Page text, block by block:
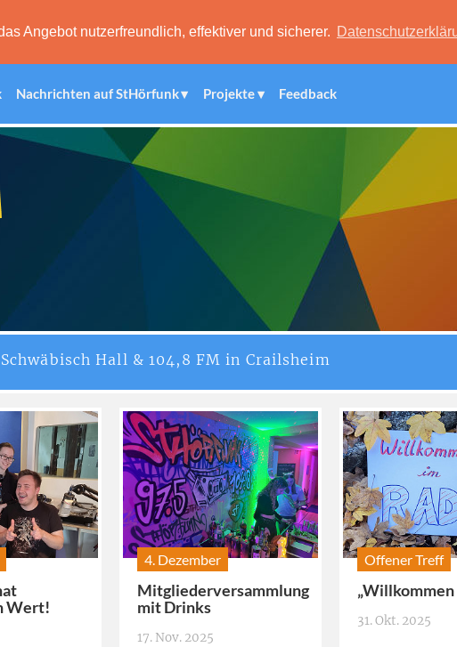
Angebot nutzerfreundlich, effektiver und sicherer.
Nachrichten auf StHörfunk Projekte Feedback
Hall & 104,8 FM in Crailsheim
Wert!
4. Dezember
Mitgliederversammlung
mit Drinks
17. Nov. 2025
Offener Treff
„Willkommen
31. Okt. 2025